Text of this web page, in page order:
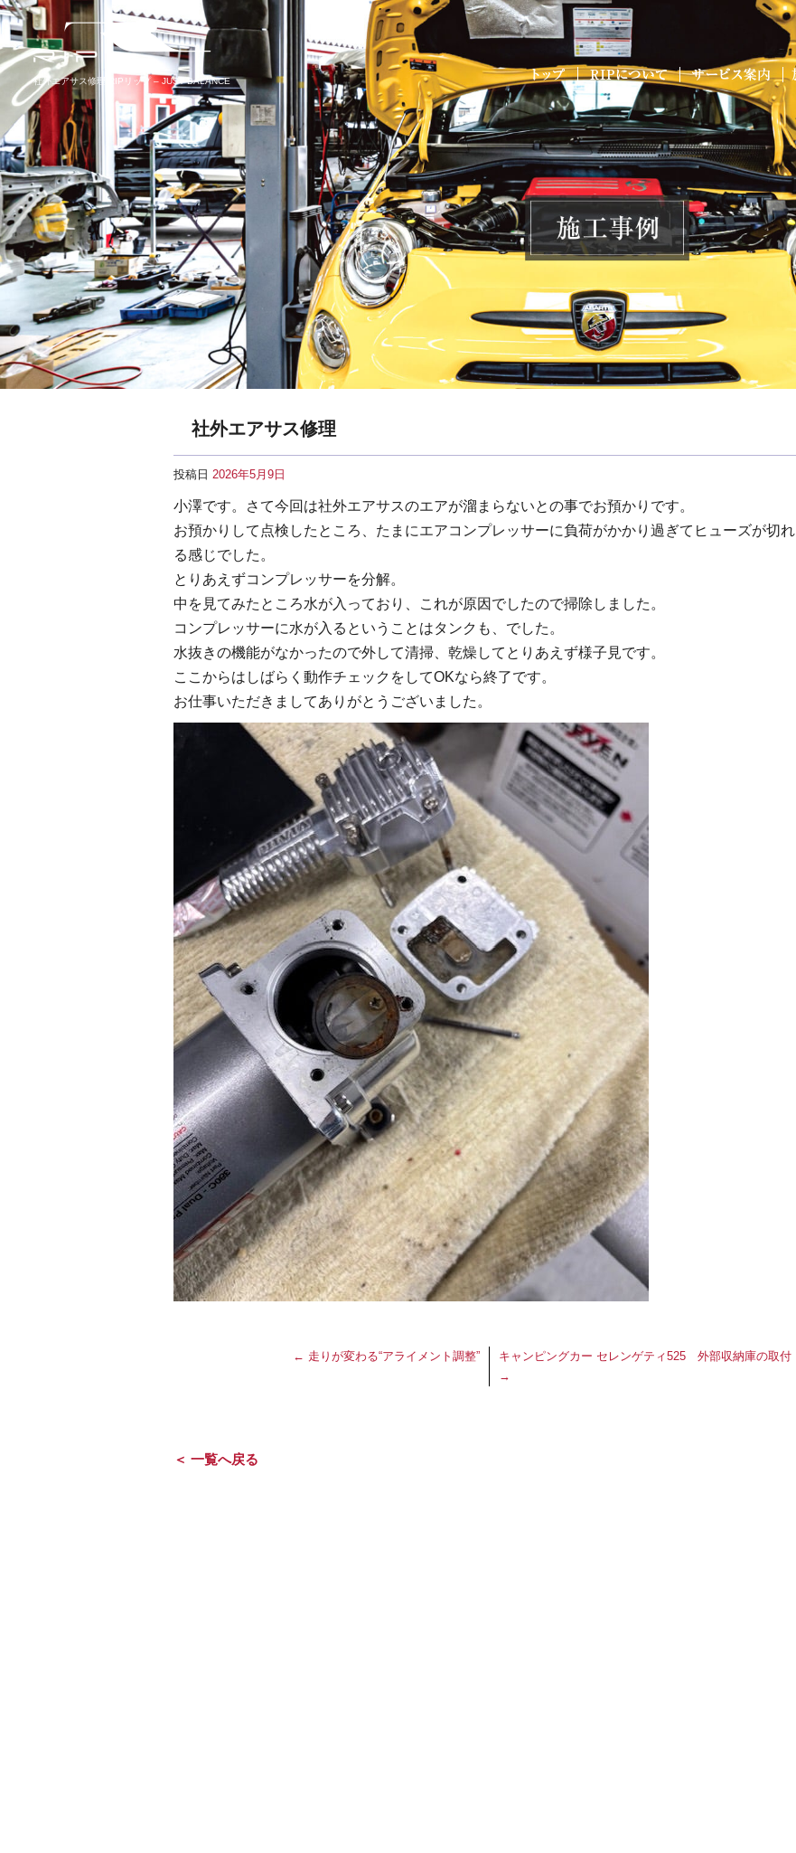
社外エアサス修理|RIPリップ – JUST BALANCE
社外エアサス修理
投稿日 2026年5月9日
小澤です。さて今回は社外エアサスのエアが溜まらないとの事でお預かりです。
お預かりして点検したところ、たまにエアコンプレッサーに負荷がかかり過ぎてヒューズが切れ
る感じでした。
とりあえずコンプレッサーを分解。
中を見てみたところ水が入っており、これが原因でしたので掃除しました。
コンプレッサーに水が入るということはタンクも、でした。
水抜きの機能がなかったので外して清掃、乾燥してとりあえず様子見です。
ここからはしばらく動作チェックをしてOKなら終了です。
お仕事いただきましてありがとうございました。
← 走りが変わる“アライメント調整”
キャンピングカー セレンゲティ525 外部収納庫の取付
→
＜ 一覧へ戻る